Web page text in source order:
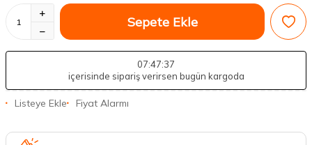
Sepete Ekle
07:47:36
içerisinde sipariş verirsen bugün kargoda
Listeye Ekle Fiyat Alarmı